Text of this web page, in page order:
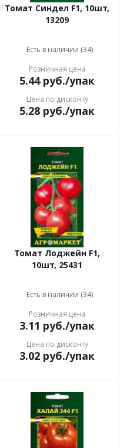
Томат Синдел F1, 10шт,
13209
Есть в наличии (34)
Розничная цена
5.44руб./упак
Цена по дисконту
5.28 руб./упак
Томат Лоджейн F1,
10шт, 25431
Есть в наличии (34)
Розничная цена
3.11 руб./упак
Цена по дисконту
3.02 руб./упак